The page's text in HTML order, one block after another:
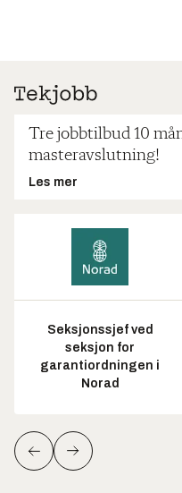
Tre jobbtilbud 10
masteravslutning!
Les mer
Seksjonssjef ved
seksjon for
garantiordningen i
Norad